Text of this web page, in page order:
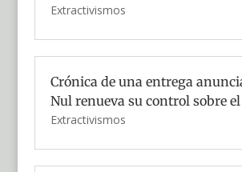
Extractivismos
Crónica de una entrega
Nul renueva su control sobre
Extractivismos